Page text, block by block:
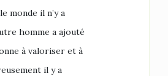
monde il n’y a
homme a ajouté
à valoriser et à
il y a